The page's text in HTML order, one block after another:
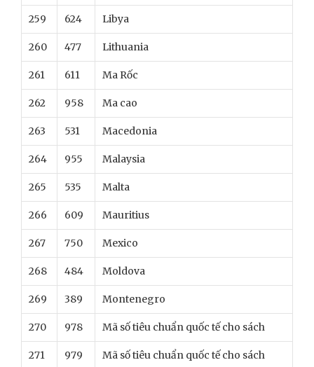
259 624 Libya
260 477 Lithuania
261 611 Ma Rốc
262 958 Ma cao
263 531 Macedonia
264 955 Malaysia
265 535 Malta
266 609 Mauritius
267 750 Mexico
268 484 Moldova
269 389 Montenegro
270 978 Mã số tiêu chuẩn quốc tế cho sách
271 979 Mã số tiêu chuẩn quốc tế cho sách